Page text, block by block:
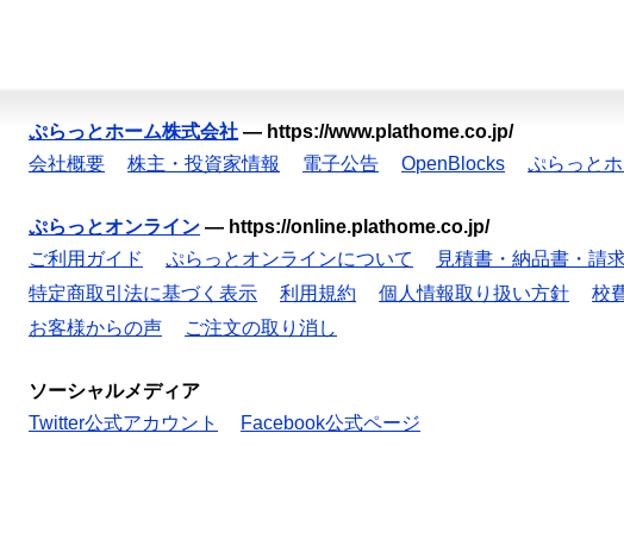
ぷらっとホーム株式会社 — https://www.plathome.co.jp/
会社概要
株主・投資家情報 電子公告 OpenBlocks ぷらっと
ぷらっとオンライン — https://online.plathome.co.jp/
ご利用ガイド
ぷらっとオンラインについて 見積書・納品書・請
特定商取引法に基づく表示
利用規約 個人情報取り扱い方針 校
お客様からの声
ご注文の取り消し
ソーシャルメディア
Twitter公式アカウント
Facebook公式ページ